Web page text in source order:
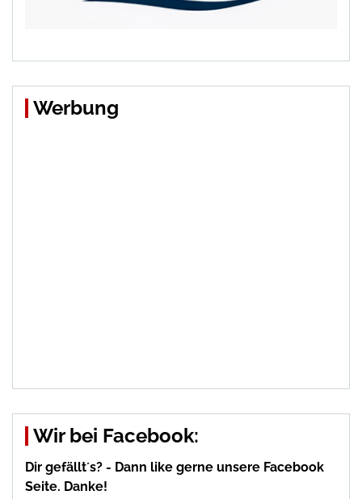
Werbung
Wir bei Facebook:
Dir gefällt´s? - Dann like gerne unsere Facebook
Seite. Danke!